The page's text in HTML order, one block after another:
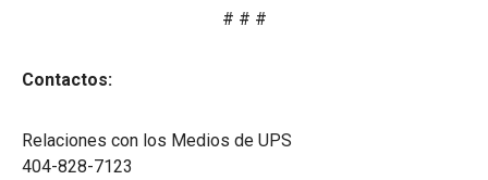
# # #
Contactos:
Relaciones con los Medios de UPS
404-828-7123